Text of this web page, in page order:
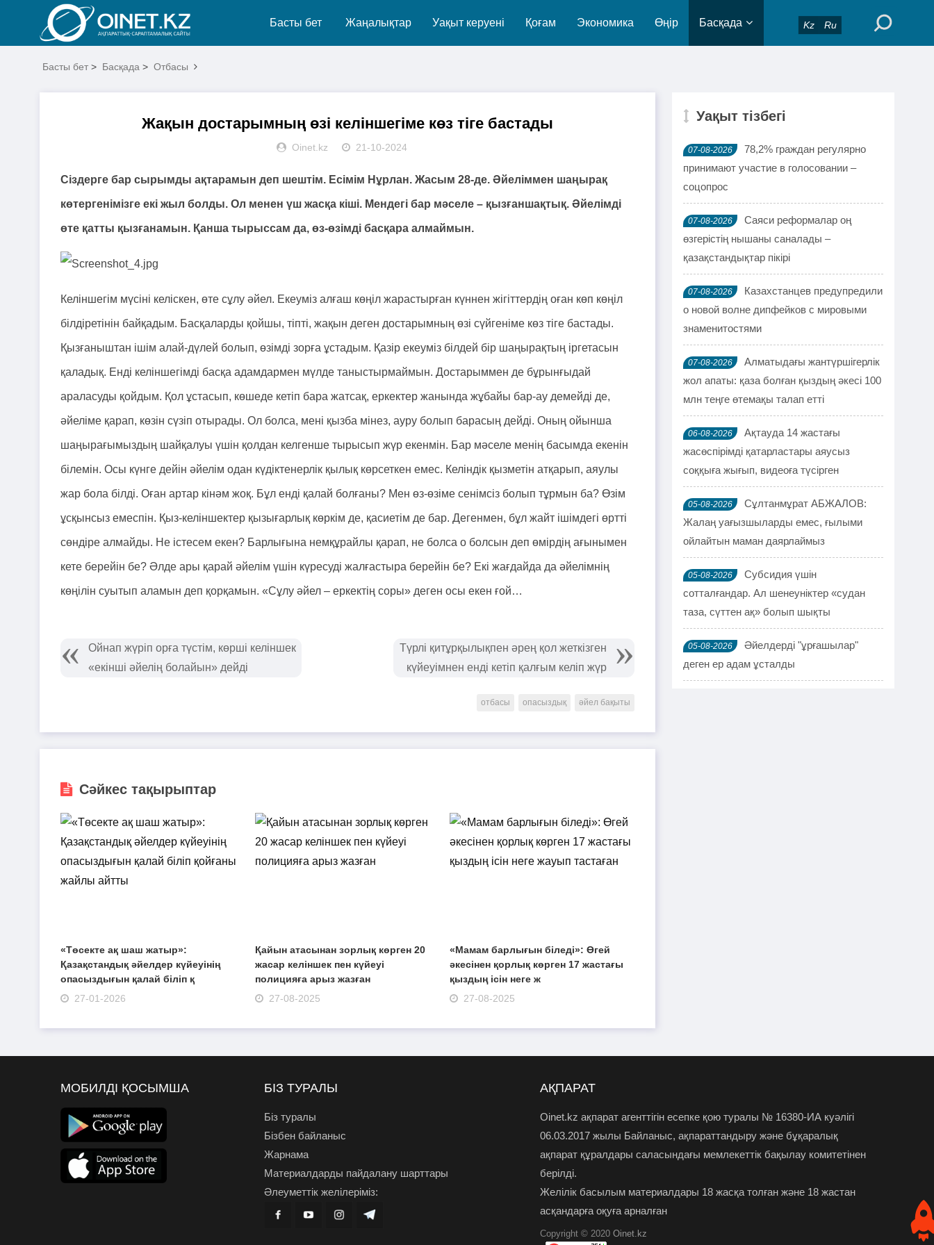
Kz Ru
Басты бет Жаңалықтар Уақыт керуені Қоғам Экономика Өңір Басқада
Басты бет > Басқада > Отбасы
Жақын достарымның өзі келіншегіме көз тіге бастады
Oinet.kz 21-10-2024
Сіздерге бар сырымды ақтарамын деп шештім. Есімім Нұрлан. Жасым 28-де. Әйеліммен шаңырақ
көтергенімізге екі жыл болды. Ол менен үш жасқа кіші. Мендегі бар мәселе – қызғаншақтық. Әйелімді
өте қатты қызғанамын. Қанша тырыссам да, өз-өзімді басқара алмаймын.
Келіншегім мүсіні келіскен, өте сұлу әйел. Екеуміз алғаш көңіл жарастырған күннен жігіттердің оған көп көңіл
білдіретінін байқадым. Басқаларды қойшы, тіпті, жақын деген достарымның өзі сүйгеніме көз тіге бастады.
Қызғаныштан ішім алай-дүлей болып, өзімді зорға ұстадым. Қазір екеуміз білдей бір шаңырақтың іргетасын
қаладық. Енді келіншегімді басқа адамдармен мүлде таныстырмаймын. Достарыммен де бұрынғыдай
араласуды қойдым. Қол ұстасып, көшеде кетіп бара жатсақ, еркектер жанында жұбайы бар-ау демейді де,
әйеліме қарап, көзін сүзіп отырады. Ол болса, мені қызба мінез, ауру болып барасың дейді. Оның ойынша
шаңырағымыздың шайқалуы үшін қолдан келгенше тырысып жүр екенмін. Бар мәселе менің басымда екенін
білемін. Осы күнге дейін әйелім одан күдіктенерлік қылық көрсеткен емес. Келіндік қызметін атқарып, аяулы
жар бола білді. Оған артар кінәм жоқ. Бұл енді қалай болғаны? Мен өз-өзіме сенімсіз болып тұрмын ба? Өзім
ұсқынсыз емеспін. Қыз-келіншектер қызығарлық көркім де, қасиетім де бар. Дегенмен, бұл жайт ішімдегі өртті
сөндіре алмайды. Не істесем екен? Барлығына немқұрайлы қарап, не болса о болсын деп өмірдің ағынымен
кете берейін бе? Әлде ары қарай әйелім үшін күресуді жалғастыра берейін бе? Екі жағдайда да әйелімнің
көңілін суытып аламын деп қорқамын. «Сұлу әйел – еркектің соры» деген осы екен ғой…
Ойнап жүріп орға түстім, көрші келіншек
«екінші әйелің болайын» дейді
Түрлі қитұрқылықпен әрең қол жеткізген
күйеуімнен енді кетіп қалғым келіп жүр
отбасы опасыздық әйел бақыты
Сәйкес тақырыптар
«Төсекте ақ шаш жатыр»:
Қазақстандық әйелдер күйеуінің
опасыздығын қалай біліп қ
27-01-2026
Қайын атасынан зорлық көрген 20
жасар келіншек пен күйеуі
полицияға арыз жазған
27-08-2025
«Мамам барлығын біледі»: Өгей
әкесінен қорлық көрген 17 жастағы
қыздың ісін неге ж
27-08-2025
Уақыт тізбегі
07-08-2026
78,2% граждан регулярно
принимают участие в голосовании –
соцопрос
07-08-2026
Саяси реформалар оң
өзгерістің нышаны саналады –
қазақстандықтар пікірі
07-08-2026
Казахстанцев предупредили
о новой волне дипфейков с мировыми
знаменитостями
07-08-2026
Алматыдағы жантүршігерлік
жол апаты: қаза болған қыздың әкесі 100
млн теңге өтемақы талап етті
06-08-2026
Ақтауда 14 жастағы
жасөспірімді қатарластары аяусыз
соққыға жығып, видеоға түсірген
05-08-2026
Сұлтанмұрат АБЖАЛОВ:
Жалаң уағызшыларды емес, ғылыми
ойлайтын маман даярлаймыз
05-08-2026
Субсидия үшін
сотталғандар. Ал шенеуніктер «судан
таза, сүттен ақ» болып шықты
05-08-2026
Әйелдерді "ұрғашылар"
деген ер адам ұсталды
түсіндірді
30-07-2026
Жанысбек ӨТЕГЕН:
емеспін
МОБИЛДІ ҚОСЫМША БІЗ ТУРАЛЫ
Біз туралы
Бізбен байланыс
Жарнама
Материалдарды пайдалану шарттары
Әлеуметтік желілеріміз:
АҚПАРАТ
Oinet.kz ақпарат агенттігін есепке қою туралы № 16380-ИА куәлігі
06.03.2017 жылы Байланыс, ақпараттандыру және бұқаралық
ақпарат құралдары саласындағы мемлекеттік бақылау комитетінен
берілді.
Желілік басылым материалдары 18 жасқа толған және 18 жастан
асқандарға оқуға арналған
Copyright © 2020Oinet.kz